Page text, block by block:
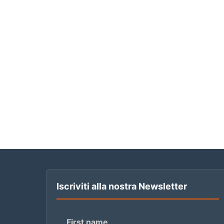
Iscriviti alla nostra Newsletter
First name